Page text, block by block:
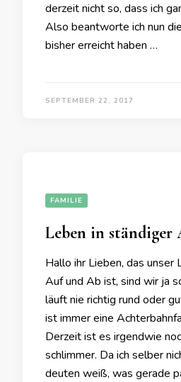
derzeit nicht so, dass ich
Also beantworte ich nun
bisher erreicht haben …
SEPTEMBER 22, 2017
FAMILIE
Leben in ständiger
Hallo ihr Lieben, das unser
Auf und Ab ist, sind wir ja
läuft nie richtig rund oder
ist immer eine
Derzeit ist es irgendwie
schlimmer. Da ich selber
deuten weiß, was gerade